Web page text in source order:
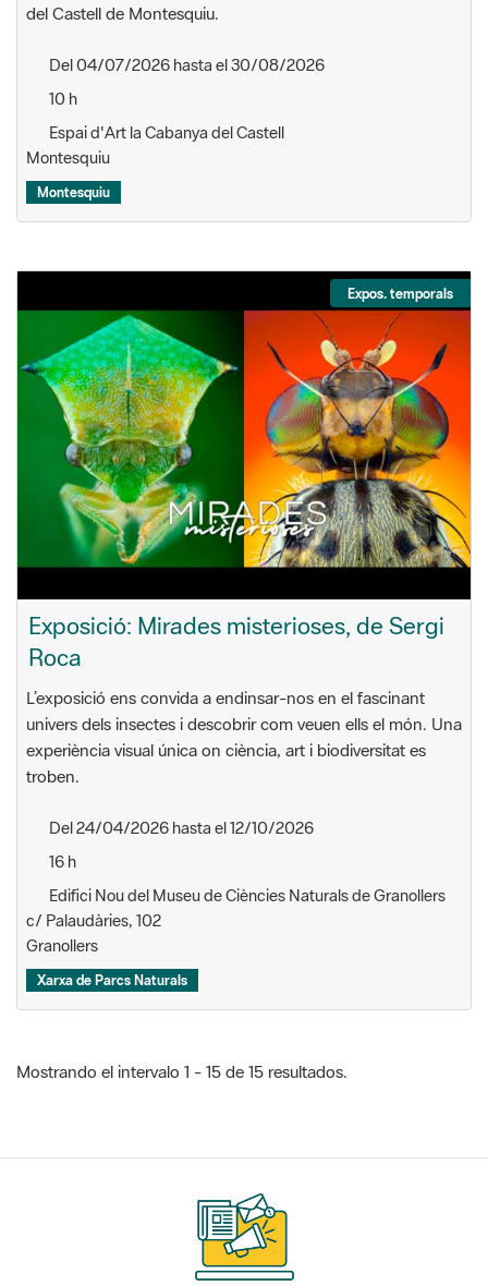
del Castell de Montesquiu.
Del 04/07/2026 hasta el 30/08/2026
10 h
Espai d'Art la Cabanya del Castell
Montesquiu
Montesquiu
Expos. temporals
Exposició: Mirades misterioses, de Sergi
Roca
L’exposició ens convida a endinsar-nos en el fascinant
univers dels insectes i descobrir com veuen ells el món. Una
experiència visual única on ciència, art i biodiversitat es
troben.
Del 24/04/2026 hasta el 12/10/2026
16 h
Edifici Nou del Museu de Ciències Naturals de Granollers
c/ Palaudàries, 102
Granollers
Xarxa de Parcs Naturals
Mostrando el intervalo 1 - 15 de 15 resultados.